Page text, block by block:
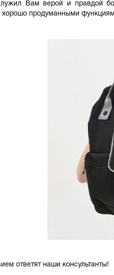
Вам верой и правдой
хорошо продуманными
ответят наши консультанты!